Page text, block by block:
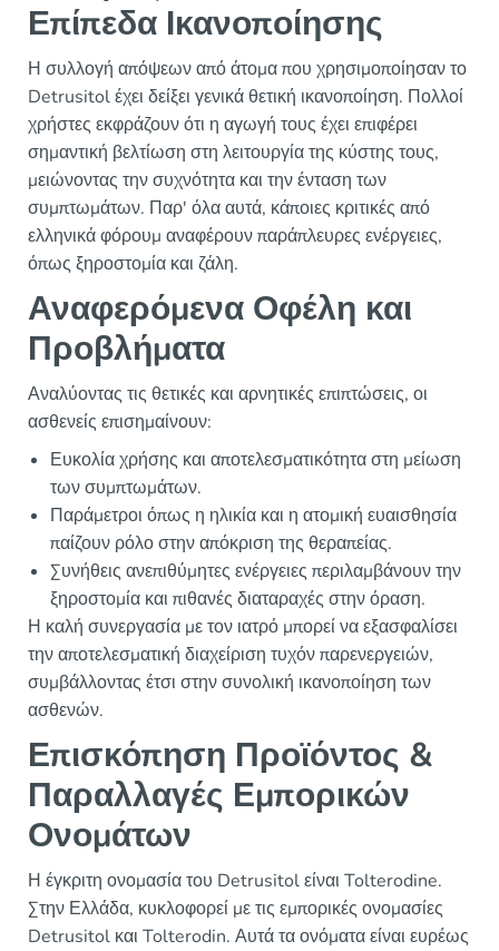
Επίπεδα Ικανοποίησης
Η συλλογή απόψεων από άτομα που χρησιμοποίησαν το
Detrusitol έχει δείξει γενικά θετική ικανοποίηση. Πολλοί
χρήστες εκφράζουν ότι η αγωγή τους έχει επιφέρει
σημαντική βελτίωση στη λειτουργία της κύστης τους,
μειώνοντας την συχνότητα και την ένταση των
συμπτωμάτων. Παρ' όλα αυτά, κάποιες κριτικές από
ελληνικά φόρουμ αναφέρουν παράπλευρες ενέργειες,
όπως ξηροστομία και ζάλη.
Αναφερόμενα Οφέλη και
Προβλήματα
Αναλύοντας τις θετικές και αρνητικές επιπτώσεις, οι
ασθενείς επισημαίνουν:
Ευκολία χρήσης και αποτελεσματικότητα στη μείωση
των συμπτωμάτων.
Παράμετροι όπως η ηλικία και η ατομική ευαισθησία
παίζουν ρόλο στην απόκριση της θεραπείας.
Συνήθεις ανεπιθύμητες ενέργειες περιλαμβάνουν την
ξηροστομία και πιθανές διαταραχές στην όραση.
Η καλή συνεργασία με τον ιατρό μπορεί να εξασφαλίσει
την αποτελεσματική διαχείριση τυχόν παρενεργειών,
συμβάλλοντας έτσι στην συνολική ικανοποίηση των
ασθενών.
Επισκόπηση Προϊόντος &
Παραλλαγές Εμπορικών
Ονομάτων
Η έγκριτη ονομασία του Detrusitol είναι Tolterodine.
Στην Ελλάδα, κυκλοφορεί με τις εμπορικές ονομασίες
Detrusitol και Tolterodin. Αυτά τα ονόματα είναι ευρέως